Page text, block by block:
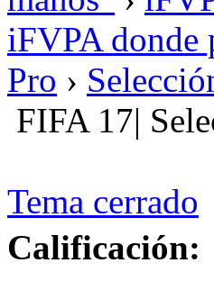
iFVPA donde
Pro ›
FIFA 17|
Tema cerrado
Calificación: